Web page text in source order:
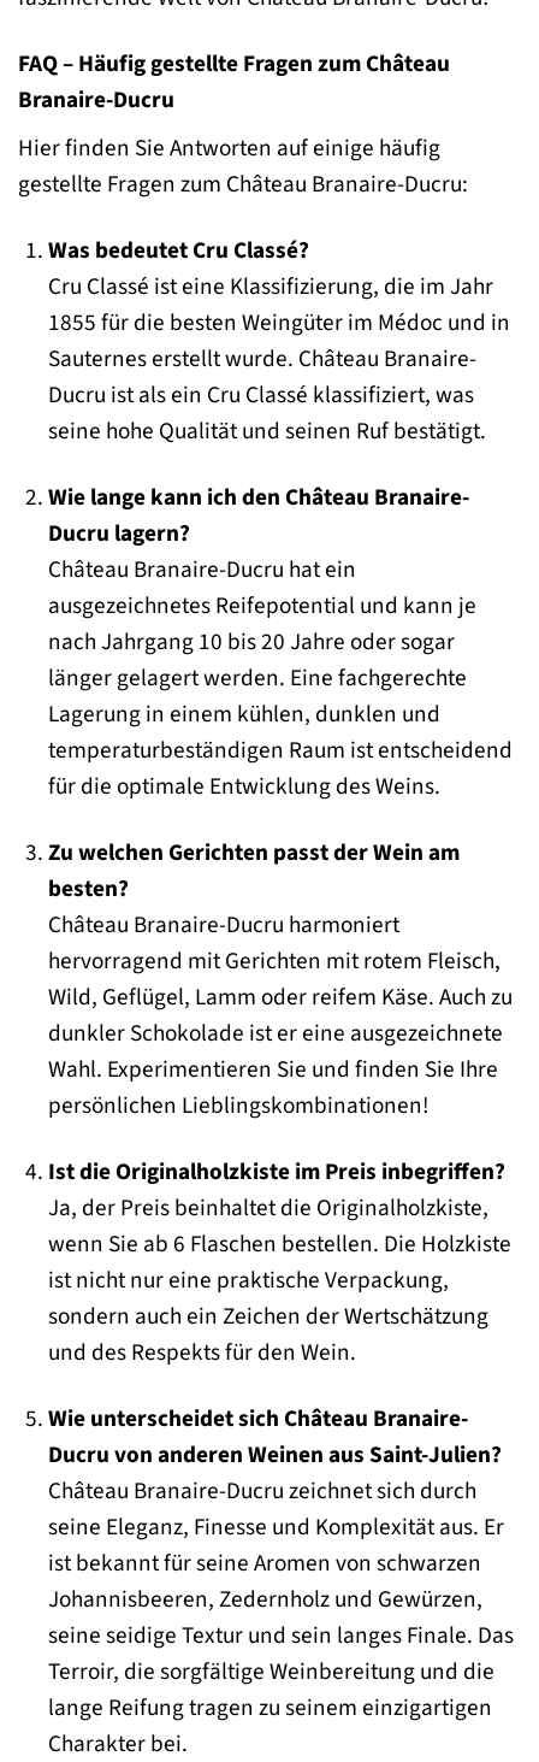
FAQ – Häufig gestellte Fragen zum Château
Branaire-Ducru
Hier finden Sie Antworten auf einige häufig
gestellte Fragen zum Château Branaire-Ducru:
Was bedeutet Cru Classé?
Cru Classé ist eine Klassifizierung, die im Jahr
1855 für die besten Weingüter im Médoc und in
Sauternes erstellt wurde. Château Branaire-
Ducru ist als ein Cru Classé klassifiziert, was
seine hohe Qualität und seinen Ruf bestätigt.
Wie lange kann ich den Château Branaire-
Ducru lagern?
Château Branaire-Ducru hat ein
ausgezeichnetes Reifepotential und kann je
nach Jahrgang 10 bis 20 Jahre oder sogar
länger gelagert werden. Eine fachgerechte
Lagerung in einem kühlen, dunklen und
temperaturbeständigen Raum ist entscheidend
für die optimale Entwicklung des Weins.
Zu welchen Gerichten passt der Wein am
besten?
Château Branaire-Ducru harmoniert
hervorragend mit Gerichten mit rotem Fleisch,
Wild, Geflügel, Lamm oder reifem Käse. Auch zu
dunkler Schokolade ist er eine ausgezeichnete
Wahl. Experimentieren Sie und finden Sie Ihre
persönlichen Lieblingskombinationen!
Ist die Originalholzkiste im Preis inbegriffen?
Ja, der Preis beinhaltet die Originalholzkiste,
wenn Sie ab 6 Flaschen bestellen. Die Holzkiste
ist nicht nur eine praktische Verpackung,
sondern auch ein Zeichen der Wertschätzung
und des Respekts für den Wein.
Wie unterscheidet sich Château Branaire-
Ducru von anderen Weinen aus Saint-Julien?
Château Branaire-Ducru zeichnet sich durch
seine Eleganz, Finesse und Komplexität aus. Er
ist bekannt für seine Aromen von schwarzen
Johannisbeeren, Zedernholz und Gewürzen,
seine seidige Textur und sein langes Finale. Das
Terroir, die sorgfältige Weinbereitung und die
lange Reifung tragen zu seinem einzigartigen
Charakter bei.